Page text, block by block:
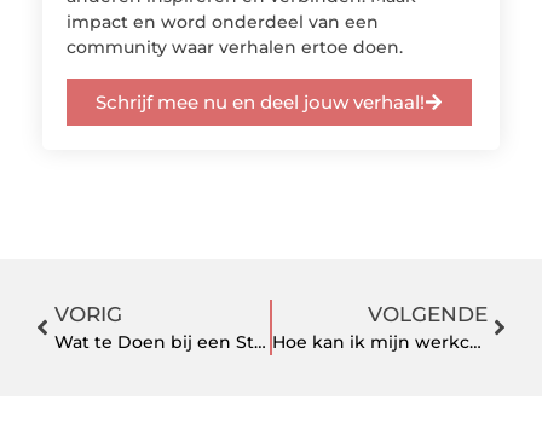
impact en word onderdeel van een
community waar verhalen ertoe doen.
Schrijf mee nu en deel jouw verhaal!
VORIG
Wat te Doen bij een Stroomstoring in Oss? Uw Complete Gids voor Voorbereiding en Veiligheid
VOLGENDE
Hoe kan ik mijn werkcomfort verbeteren met de juiste bureaustoel?